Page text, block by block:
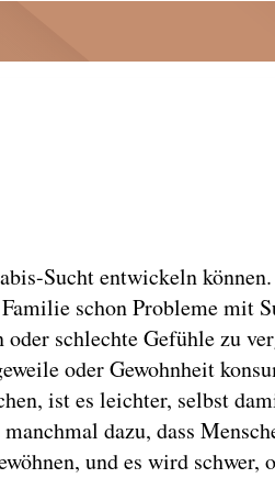
Sucht entwickeln können.
schon Probleme mit
schlechte Gefühle zu
oder Gewohnheit
ist es leichter, selbst
dazu, dass
und es wird schwer,